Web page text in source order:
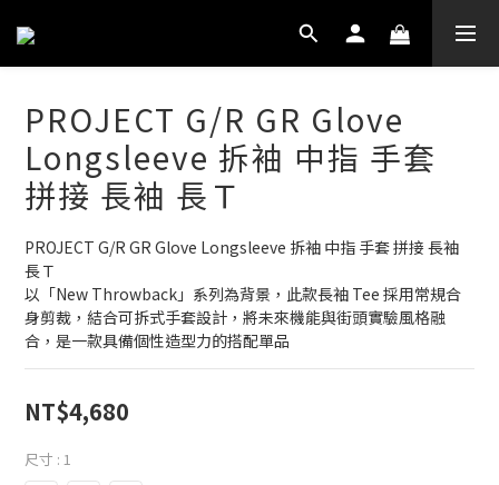
PROJECT G/R GR Glove
Longsleeve 拆袖 中指 手套
拼接 長袖 長Ｔ
PROJECT G/R GR Glove Longsleeve 拆袖 中指 手套 拼接 長袖
長Ｔ
以「New Throwback」系列為背景，此款長袖 Tee 採用常規合
身剪裁，結合可拆式手套設計，將未來機能與街頭實驗風格融
合，是一款具備個性造型力的搭配單品
NT$4,680
尺寸 : 1